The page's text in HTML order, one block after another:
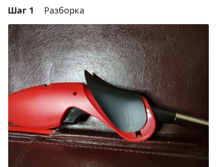
Шаг 1 Разборка